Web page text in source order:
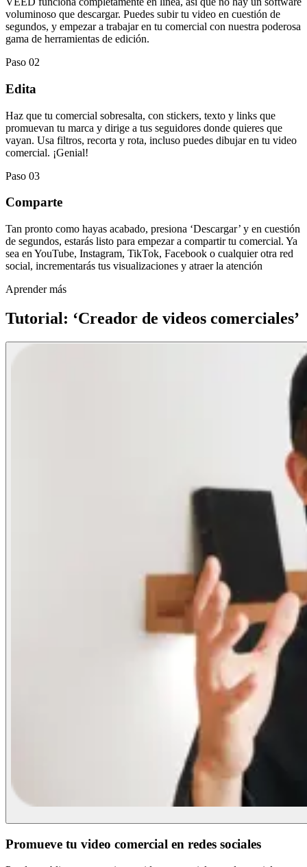
voluminoso que descargar. Puedes subir tu video en cuestión de
segundos, y empezar a trabajar en tu comercial con nuestra poderosa
gama de herramientas de edición.
Paso 02
Edita
Haz que tu comercial sobresalta, con stickers, texto y links que
promuevan tu marca y dirige a tus seguidores donde quieres que
vayan. Usa filtros, recorta y rota, incluso puedes dibujar en tu video
comercial. ¡Genial!
Paso 03
Comparte
Tan pronto como hayas acabado, presiona ‘Descargar’ y en cuestión
de segundos, estarás listo para empezar a compartir tu comercial. Ya
sea en YouTube, Instagram, TikTok, Facebook o cualquier otra red
social, incrementarás tus visualizaciones y atraer la atención
Aprender más
Tutorial: ‘Creador de videos comerciales’
Promueve tu video comercial en redes sociales